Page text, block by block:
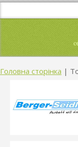
Головна сторінка |